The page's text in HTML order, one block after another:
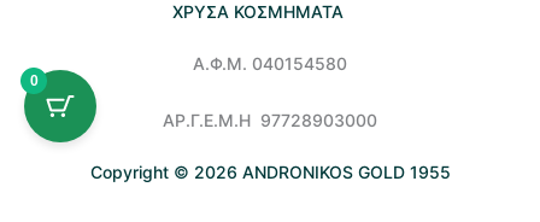
ΧΡΥΣΑ ΚΟΣΜΗΜΑΤΑ
Α.Φ.Μ. 040154580
ΑΡ.Γ.Ε.Μ.Η 97728903000
Copyright © 2026 ANDRONIKOS GOLD 1955
0